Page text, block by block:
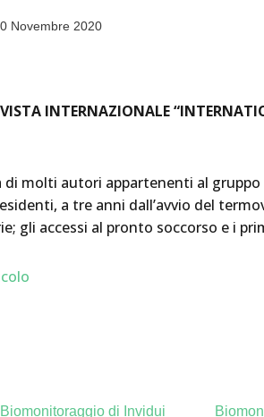
Novembre 2020
INTERNAZIONALE
molti autori appartenenti al
a tre anni dall’avvio del
gli accessi al pronto soccorso e i
di Invidui